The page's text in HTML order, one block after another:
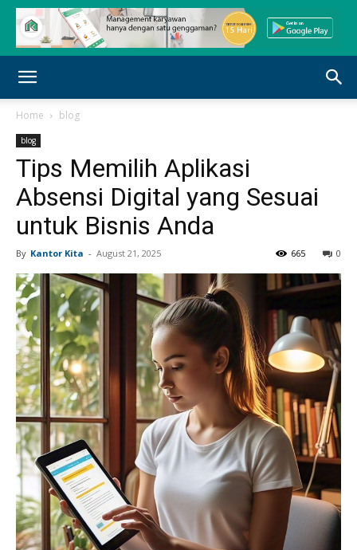
Home blog
blog
Tips Memilih Aplikasi
Absensi Digital yang Sesuai
untuk Bisnis Anda
By Kantor Kita - August 21, 2025 0
665